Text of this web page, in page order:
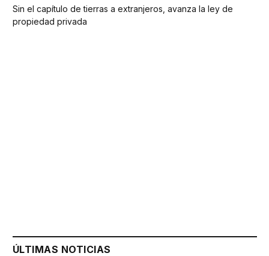
Sin el capítulo de tierras a extranjeros, avanza la ley de
propiedad privada
ÚLTIMAS NOTICIAS